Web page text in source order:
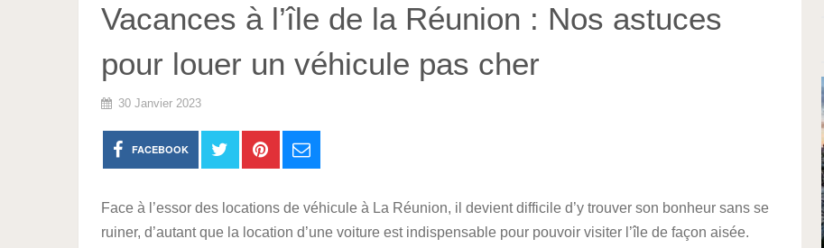
Vacances à l’île de la Réunion : Nos astuces
pour louer un véhicule pas cher
30 Janvier 2023
FACEBOOK
Face à l’essor des locations de véhicule à La Réunion, il devient difficile d’y trouver son bonheur sans se
ruiner, d’autant que la location d’une voiture est indispensable pour pouvoir visiter l’île de façon aisée.